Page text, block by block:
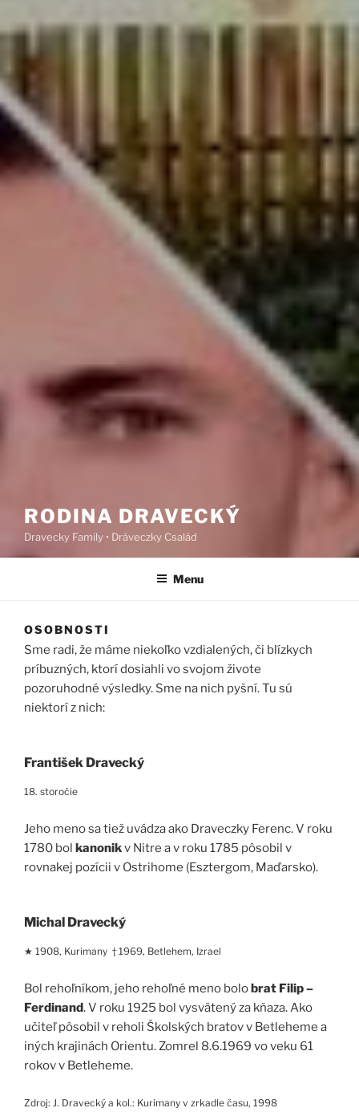
RODINA DRAVECKÝ
Dravecky Family • Dráveczky Család
Menu
OSOBNOSTI
Sme radi, že máme niekoľko vzdialených, či blízkych
príbuzných, ktorí dosiahli vo svojom živote
pozoruhodné výsledky. Sme na nich pyšní. Tu sú
niektorí z nich:
František Dravecký
18. storočie
Jeho meno sa tiež uvádza ako Draveczky Ferenc. V roku
1780 bol kanonikv Nitre a v roku 1785 pôsobil v
rovnakej pozícii v Ostrihome (Esztergom, Maďarsko).
Michal Dravecký
★ 1908, Kurimany † 1969, Betlehem, Izrael
Bol rehoľníkom, jeho rehoľné meno bolobrat Filip –
Ferdinand. V roku 1925 bol vysvätený za kňaza. Ako
učiteľ pôsobil v reholi Školských bratov v Betleheme a
iných krajinách Orientu. Zomrel 8.6.1969 vo veku 61
rokov v Betleheme.
Zdroj: J. Dravecký a kol.: Kurimany v zrkadle času, 1998